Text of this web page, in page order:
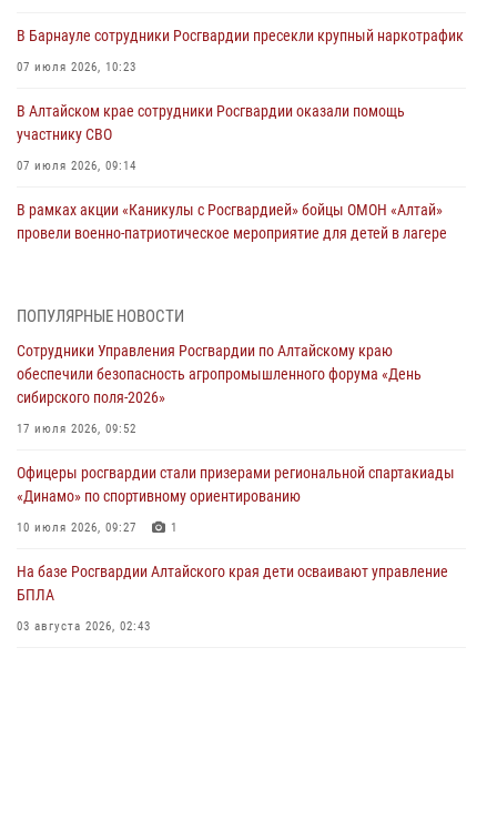
В Барнауле сотрудники Росгвардии пресекли крупный наркотрафик
07 июля 2026, 10:23
В Алтайском крае сотрудники Росгвардии оказали помощь
участнику СВО
07 июля 2026, 09:14
В рамках акции «Каникулы с Росгвардией» бойцы ОМОН «Алтай»
провели военно-патриотическое мероприятие для детей в лагере
акции «Коробка храбрости»
Сотрудники Росгвардии провели встречу с юными пограничниками
03 июля 2026, 04:03
Управление Росгвардии по Алтайскому краю провело для детей
02 июля 2026, 00:55
В краевом управлении вневедомственной охраны Росгвардии по
ПОПУЛЯРНЫЕ НОВОСТИ
Сотрудники Управления Росгвардии по Алтайскому краю
обеспечили безопасность агропромышленного форума «День
сибирского поля-2026»
17 июля 2026, 09:52
Офицеры росгвардии стали призерами региональной спартакиады
«Динамо» по спортивному ориентированию
10 июля 2026, 09:27 1
На базе Росгвардии Алтайского края дети осваивают управление
БПЛА
03 августа 2026, 02:43